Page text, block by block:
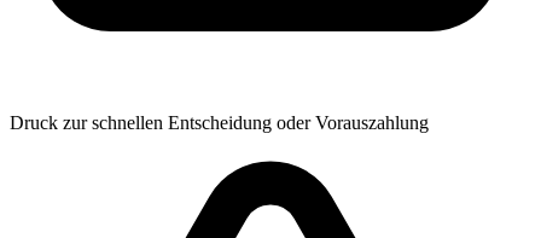
Druck zur schnellen Entscheidung oder Vorauszahlung